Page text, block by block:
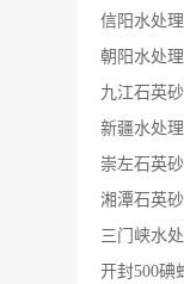
信阳水处
朝阳水处
九江石英
新疆水处
崇左石英
湘潭石英
三门峡水
开封500碘